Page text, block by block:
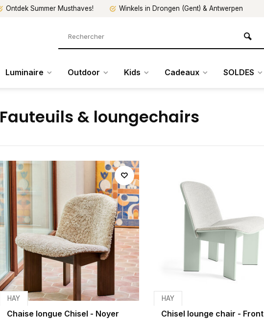
Ontdek Summer Musthaves! Winkels in Drongen (Gent) & Antwerpen
Luminaire Outdoor Kids Cadeaux SOLDES
Fauteuils & loungechairs
HAY
Chaise longue Chisel - Noyer
HAY
Chisel lounge chair - Front